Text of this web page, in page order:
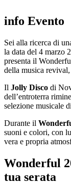
info Evento
Sei alla ricerca di
la data del 4 marzo
presenta il
della musica
Il Jolly Disco di
dell’entroterra
selezione musicale
Durante il
suoni e colori, con
vera e propria
Wonderful
tua serata